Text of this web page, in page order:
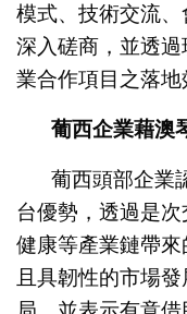
模式、技術交流
深入磋商，並透
業合作項目之落地
葡西企業藉澳
葡西頭部企業
台優勢，透過是
健康等產業鏈帶
且具韌性的市場